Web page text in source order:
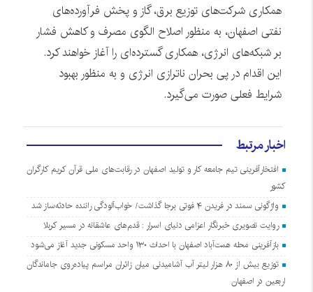
همکاری شرکت‌های توزیع برق، گاز و پخش فرآورده‌های
نفتی اصفهان، به منظور اصلاح الگوی مصرف و کاهش فشار
بر شبکه‌های انرژی، همکاری گسترده‌ای را آغاز خواهند کرد.
این اقدام در پی بحران ناترازی انرژی و به منظور بهبود
شرایط فعلی صورت می‌گیرد.
اخبار مرتبط
افتخارآفرینی تیم جامعه کار و تولید اصفهان در رقابت‌های ملی قرآن کریم کارگران
کشور
واژگونی سمند در فریدن ۴ فوتی برجا گذاشت/ خواب‌آلودگی راننده حادثه‌ساز شد
روایت تصویری خبرنگار اعزامی دنیای اسرار : قدم‌های عاشقانه در مسیر کربلا
بازآفرینی محله همت‌آباد اصفهان با احداث ۱۳۰ واحد مسکونی جدید آغاز می‌شود
توزیع بیش از ۸۰ هزار لیتر آب آشامیدنی میان زائران مراسم پیاده‌روی جاماندگان
اربعین در اصفهان